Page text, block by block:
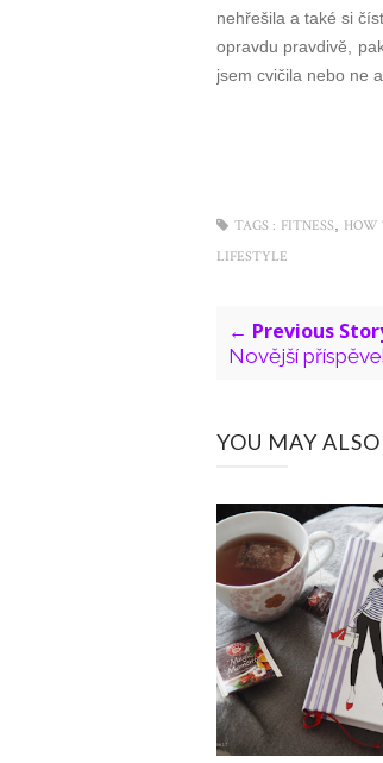
nehřešila a také si
opravdu pravdivě,
jsem cvičila nebo ne
TAGS : FITNESS HOW
LIFESTYLE
← Previous
Novější
YOU MAY